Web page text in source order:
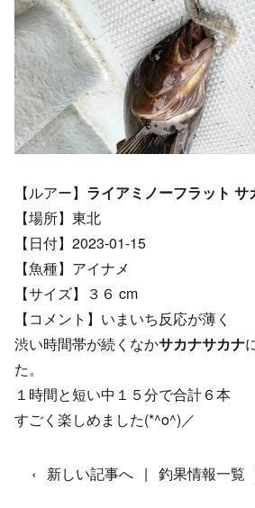
【ルアー】 ライアミノーフラット サ
【場所】東北
【日付】2023-01-15
【魚種】アイナメ
【サイズ】３６ cm
【コメント】いまいち反応が薄く
渋い時間帯が続くなかサカナサカナ
た。
１時間と短い中１５分で合計６本
すごく楽しめました(*^o^)／
‹ 新しい記事へ | 釣果情報一覧